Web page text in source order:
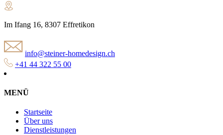
Im Ifang 16, 8307 Effretikon
info@steiner-homedesign.ch
+41 44 322 55 00
MENÜ
Startseite
Über uns
Dienstleistungen